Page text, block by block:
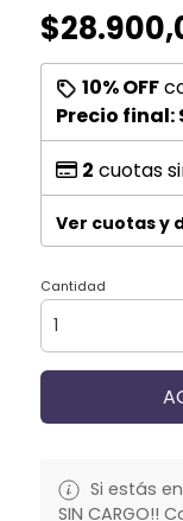
10% OFF
Precio final:
2 cuotas
Ver cuotas y
Cantidad
Si estás
SIN CARGO!!